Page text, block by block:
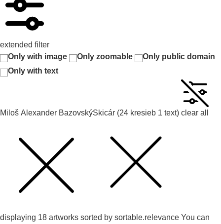
extended filter
Only with image
Only zoomable
Only public domain
Only with text
Miloš Alexander BazovskýSkicár (24 kresieb 1 text) clear all
displaying 18 artworks sorted by sortable.relevance You can